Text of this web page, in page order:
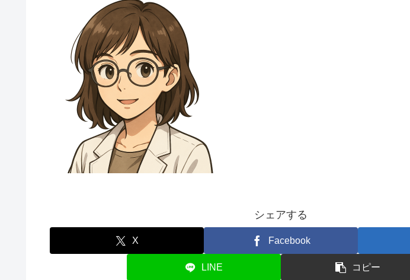
シェアする
X Facebook
LINE コピー